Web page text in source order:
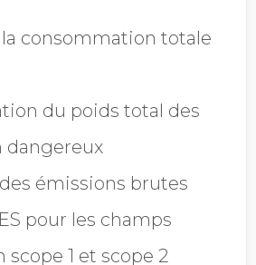
consommation totale
du poids total des
dangereux
émissions brutes
pour les champs
1 et scope 2